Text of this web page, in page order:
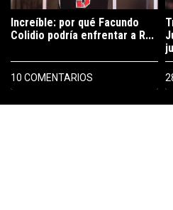
Increíble: por qué Facundo
Colidio podría enfrentar a R...
10 COMENTARIOS